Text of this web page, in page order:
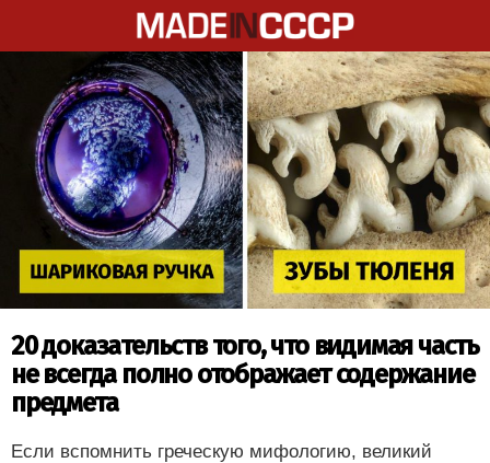
20 доказательств того, что видимая часть
не всегда полно отображает содержание
предмета
Если вспомнить греческую мифологию, великий